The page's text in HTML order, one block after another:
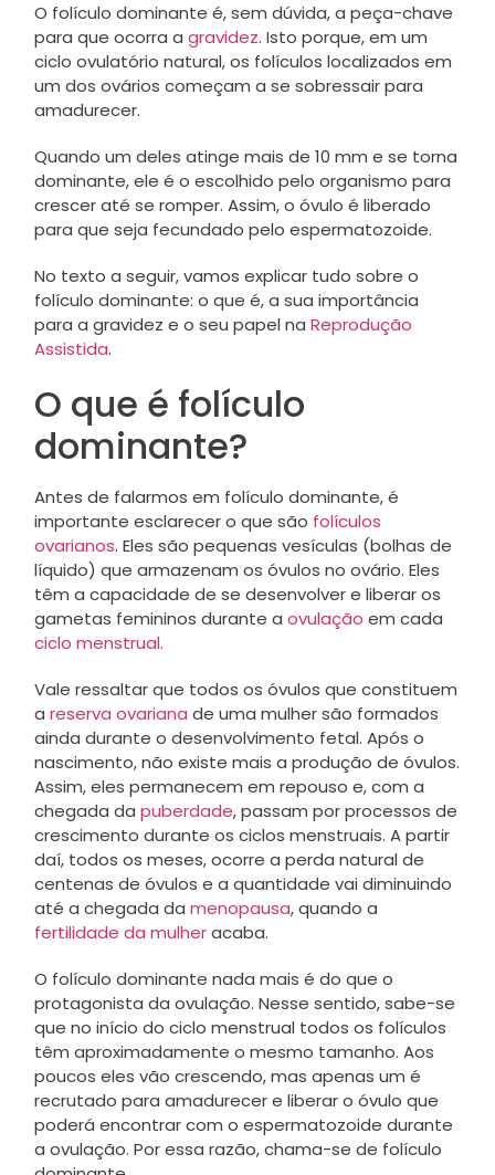
O folículo dominante é, sem dúvida, a peça-chave
para que ocorra a gravidez. Isto porque, em um
ciclo ovulatório natural, os folículos localizados em
um dos ovários começam a se sobressair para
amadurecer.
Quando um deles atinge mais de 10 mm e se torna
dominante, ele é o escolhido pelo organismo para
crescer até se romper. Assim, o óvulo é liberado
para que seja fecundado pelo espermatozoide.
No texto a seguir, vamos explicar tudo sobre o
folículo dominante: o que é, a sua importância
para a gravidez e o seu papel na Reprodução
Assistida.
O que é folículo
dominante?
Antes de falarmos em folículo dominante, é
importante esclarecer o que são folículos
ovarianos. Eles são pequenas vesículas (bolhas de
líquido) que armazenam os óvulos no ovário. Eles
têm a capacidade de se desenvolver e liberar os
gametas femininos durante a ovulação em cada
ciclo menstrual.
Vale ressaltar que todos os óvulos que constituem
a reserva ovariana de uma mulher são formados
ainda durante o desenvolvimento fetal. Após o
nascimento, não existe mais a produção de óvulos.
Assim, eles permanecem em repouso e, com a
chegada da puberdade, passam por processos de
crescimento durante os ciclos menstruais. A partir
daí, todos os meses, ocorre a perda natural de
centenas de óvulos e a quantidade vai diminuindo
até a chegada da menopausa, quando a
fertilidade da mulheracaba.
O folículo dominante nada mais é do que o
protagonista da ovulação. Nesse sentido, sabe-se
que no início do ciclo menstrual todos os folículos
têm aproximadamente o mesmo tamanho. Aos
poucos eles vão crescendo, mas apenas um é
recrutado para amadurecer e liberar o óvulo que
poderá encontrar com o espermatozoide durante
a ovulação. Por essa razão, chama-se de folículo